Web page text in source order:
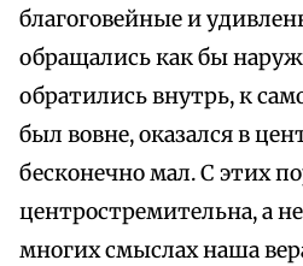
благоговейные и
обращались как бы
обратились внутрь, к
был вовне, оказался в
бесконечно мал. С этих
центростремительна, а
многих смыслах наша